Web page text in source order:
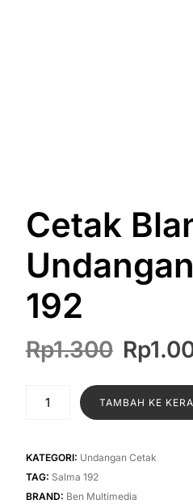
Cetak
192
Rp1.300 Harga
aslinya
Rp
Kuantitas
Undangan
Salma
192
TAMBAH KE
KATEGORI: Undangan Cetak
TAG: Salma 192
BRAND: Ben Multimedia